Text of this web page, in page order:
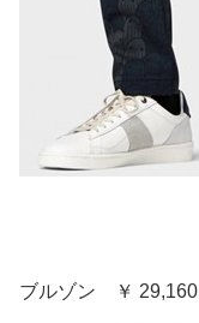
ブルゾン ￥ 29,160